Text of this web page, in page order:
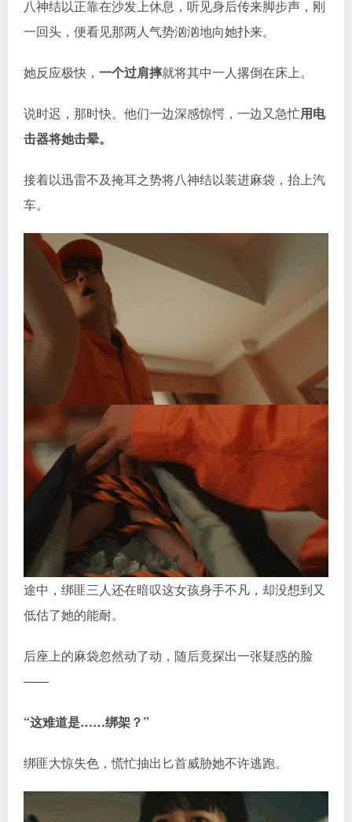
八神结以正靠在沙发上休息，听见身后传来脚步声，刚
一回头，便看见那两人气势汹汹地向她扑来。
她反应极快， 一个过肩摔就将其中一人撂倒在床上。
说时迟，那时快。他们一边深感惊愕，一边又急忙用电
击器将她击晕。
接着以迅雷不及掩耳之势将八神结以装进麻袋，抬上汽
车。
途中，绑匪三人还在暗叹这女孩身手不凡，却没想到又
低估了她的能耐。
后座上的麻袋忽然动了动，随后竟探出一张疑惑的脸
——
“这难道是……绑架？”
绑匪大惊失色，慌忙抽出匕首威胁她不许逃跑。